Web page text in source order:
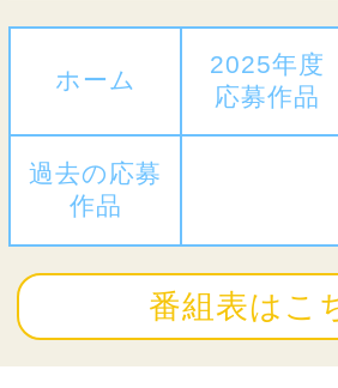
ホーム
2025年度
応募作品
過去の応募
作品
番組表はこ